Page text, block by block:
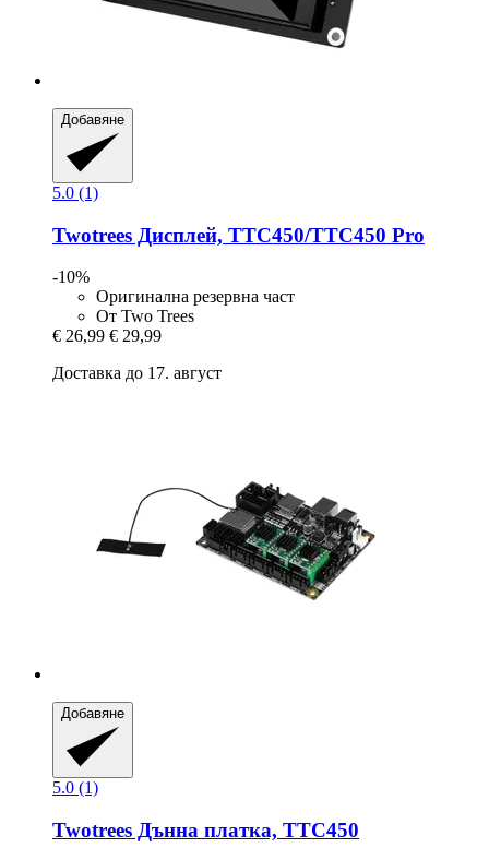
Добавяне
5.0 (1)
Twotrees Дисплей, TTC450/TTC450 Pro
-10%
Оригинална резервна част
От Two Trees
€ 26,99 € 29,99
Доставка до 17. август
Добавяне
5.0 (1)
Twotrees Дънна платка, TTC450